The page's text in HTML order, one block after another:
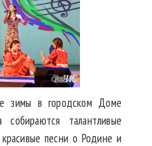
зимы в городском Доме
собираются талантливые
песни о Родине и